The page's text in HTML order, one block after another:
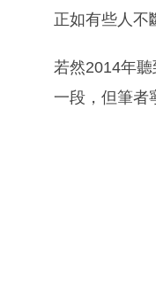
正如有些人不
若然2014年
一段，但筆者